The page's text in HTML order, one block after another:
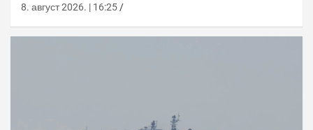
8. август 2026. | 16:25